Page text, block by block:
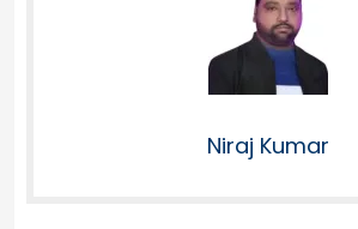
Niraj Kumar